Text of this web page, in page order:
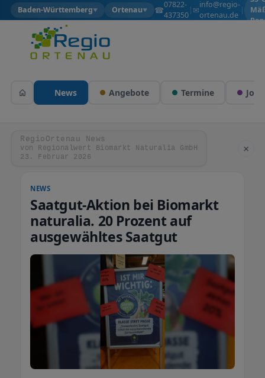
Baden-Württemberg▼ Ortenau▼ ☎07822-
437350
| ✉info@regio-
ortenau.de
|
News Angebote Termine Jobs
RegioOrtenau News
von Regionalwert Biomarkt Naturalia GmbH
23. Februar 2026
×
NEWS
Saatgut-Aktion bei Biomarkt
naturalia. 20 Prozent auf
ausgewähltes Saatgut